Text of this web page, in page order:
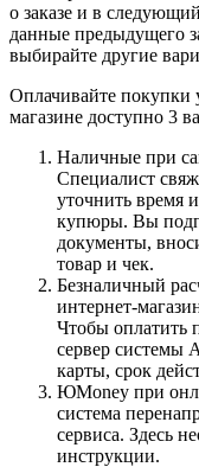
о заказе и в
данные предыдущего
выбирайте другие
Оплачивайте покупки
магазине доступно 3
Наличные при
Специалист
уточнить время
купюры. Вы
документы,
товар и чек.
Безналичный
интернет-
Чтобы оплатить
сервер системы
карты, срок
ЮMoney при
система
сервиса. Здесь
инструкции.